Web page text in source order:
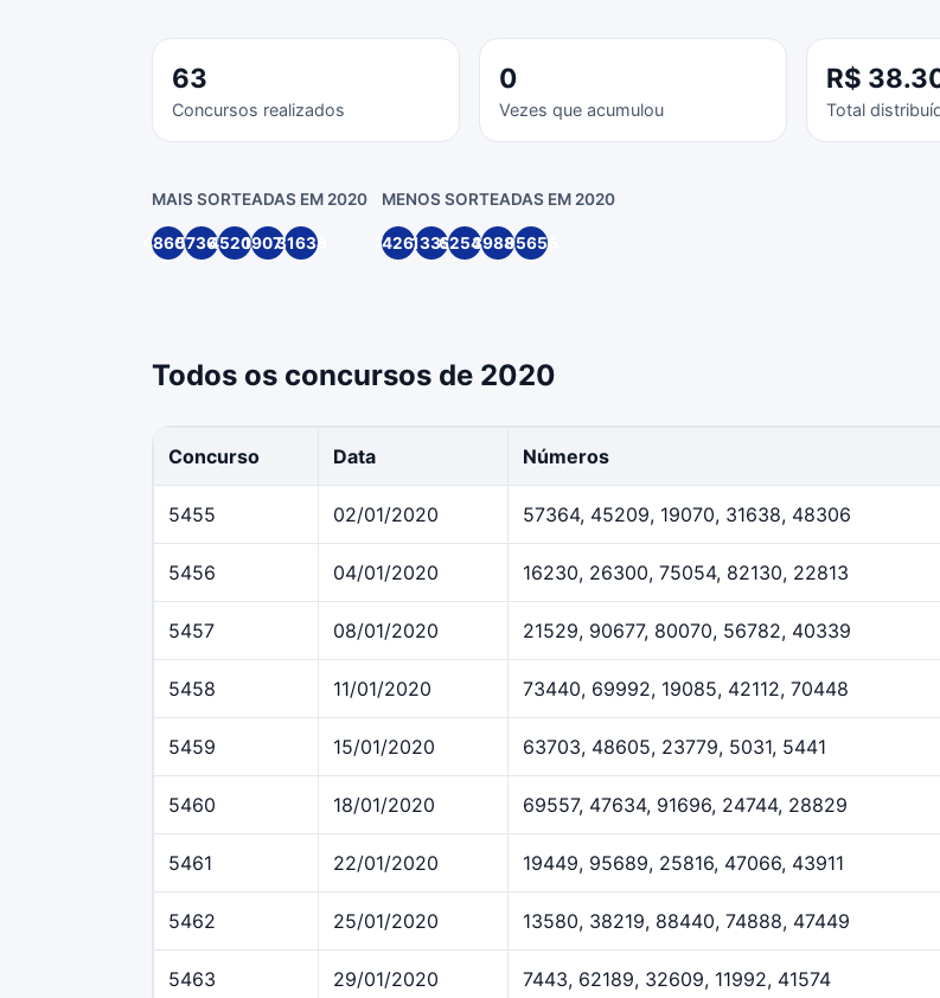
63
Concursos realizados
0
Vezes que acumulou
R$
Total
MAIS SORTEADAS EM 2020
4860557364452091907031638
MENOS SORTEADAS EM 2020
742621339625473988895655
Todos os concursos de 2020
Concurso Data Números
5455 02/01/2020 57364, 45209, 19070, 31638, 48306
5456 04/01/2020 16230, 26300, 75054, 82130, 22813
5457 08/01/2020 21529, 90677, 80070, 56782, 40339
5458 11/01/2020 73440, 69992, 19085, 42112, 70448
5459 15/01/2020 63703, 48605, 23779, 5031, 5441
5460 18/01/2020 69557, 47634, 91696, 24744, 28829
5461 22/01/2020 19449, 95689, 25816, 47066, 43911
5462 25/01/2020 13580, 38219, 88440, 74888, 47449
5463 29/01/2020 7443, 62189, 32609, 11992, 41574